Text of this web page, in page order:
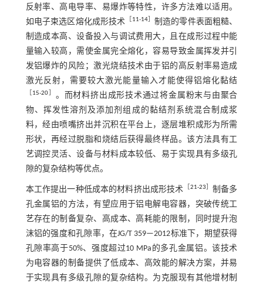
反射率、高电导率、易爆炸等特性，许多方法难以适用。
如电子束选区熔化成形技术
11-14］ 制造的零件表面粗糙、
制造成本高、设备投入与调试费用大，且在成形过程中能
量输入较高，需使金属完全熔化，容易导致金属挥发并引
发铝爆炸的风险；激光烧结技术由于铝的高反射率易造成
激光反射，需要较大激光能量输入才能使得铝熔化黏结
15-20
。而材料挤出成形技术通过将金属粉末与由聚合
物、挥发性溶剂及添加剂组成的黏结剂系统混合制成浆
料，经由喷嘴挤出并沉积在平台上，逐层堆积成形为所需
形状，再经过脱脂和烧结后获得最终样品。该方法具有工
艺调控灵活、设备与材料成本较低、易于实现具有多级孔
隙的复杂结构等优点。
本工作提出一种低成本的材料挤出成形技术 21-23 ］制备多
孔金属铝的方法，有望应用于铝电解电容器，突破传统工
艺存在的制备复杂、高成本、高耗能的限制，同时提升泡
沫铝的强度和孔隙率，在JG/T 359—2012标准下，期望获得
孔隙率高于50%、强度超过10 MPa的多孔金属铝。该技术
为电容器的制备提供了低成本、高效能的解决方案，并易
于实现具有多级孔隙的复杂结构。为克服现有其他增材制